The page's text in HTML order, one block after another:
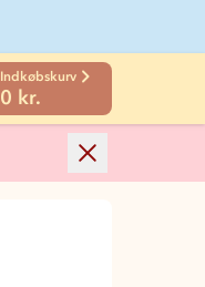
Indkøbskurv
0 kr.